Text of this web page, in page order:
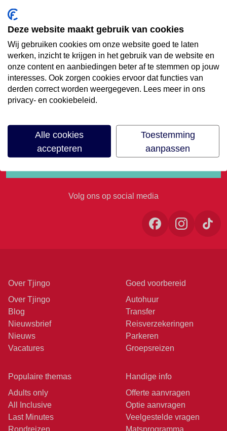
€35,- korting op je
volgende vakantie
Meld je aan voor onze nieuwsbrief
Volg ons op social media
Over Tjingo
Over Tjingo
Blog
Nieuwsbrief
Nieuws
Vacatures
Goed voorbereid
Autohuur
Transfer
Reisverzekeringen
Parkeren
Groepsreizen
Populaire themas
Adults only
All Inclusive
Last Minutes
Rondreizen
Handige info
Offerte aanvragen
Optie aanvragen
Veelgestelde vragen
Matsprogramma
Deze website maakt gebruik van cookies
Wij gebruiken cookies om onze website goed te laten
werken, inzicht te krijgen in het gebruik van de website en
onze content en aanbiedingen beter af te stemmen op jouw
interesses. Ook zorgen cookies ervoor dat functies van
derden correct worden weergegeven. Lees meer in ons
privacy- en cookiebeleid.
Alle cookies
accepteren
Toestemming
aanpassen